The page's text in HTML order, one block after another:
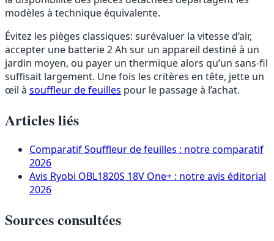
modèles à technique équivalente.
Évitez les pièges classiques: surévaluer la vitesse d’air,
accepter une batterie 2 Ah sur un appareil destiné à un
jardin moyen, ou payer un thermique alors qu’un sans-fil
suffisait largement. Une fois les critères en tête, jette un
œil à souffleur de feuilles pour le passage à l’achat.
Articles liés
ComparatifSouffleur de feuilles : notre comparatif
2026
Avis Ryobi OBL1820S 18V One+ : notre avis éditorial
2026
Sources consultées